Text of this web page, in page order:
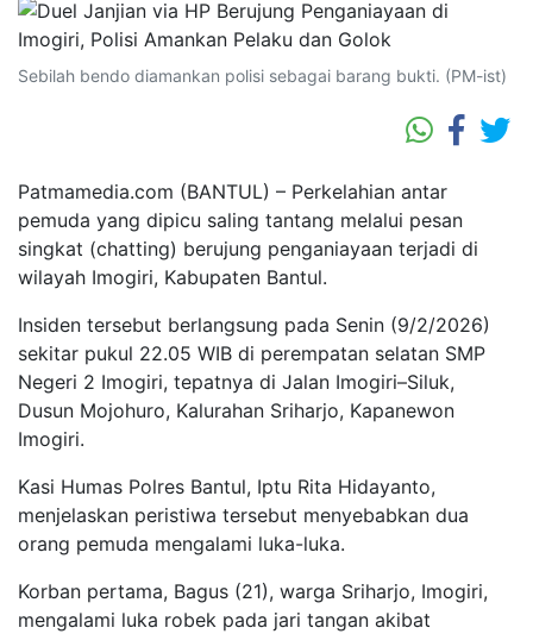
Sebilah bendo diamankan polisi sebagai barang bukti. (PM-ist)
Patmamedia.com (BANTUL) – Perkelahian antar
pemuda yang dipicu saling tantang melalui pesan
singkat (chatting) berujung penganiayaan terjadi di
wilayah Imogiri, Kabupaten Bantul.
Insiden tersebut berlangsung pada Senin (9/2/2026)
sekitar pukul 22.05 WIB di perempatan selatan SMP
Negeri 2 Imogiri, tepatnya di Jalan Imogiri–Siluk,
Dusun Mojohuro, Kalurahan Sriharjo, Kapanewon
Imogiri.
Kasi Humas Polres Bantul, Iptu Rita Hidayanto,
menjelaskan peristiwa tersebut menyebabkan dua
orang pemuda mengalami luka-luka.
Korban pertama, Bagus (21), warga Sriharjo, Imogiri,
mengalami luka robek pada jari tangan akibat